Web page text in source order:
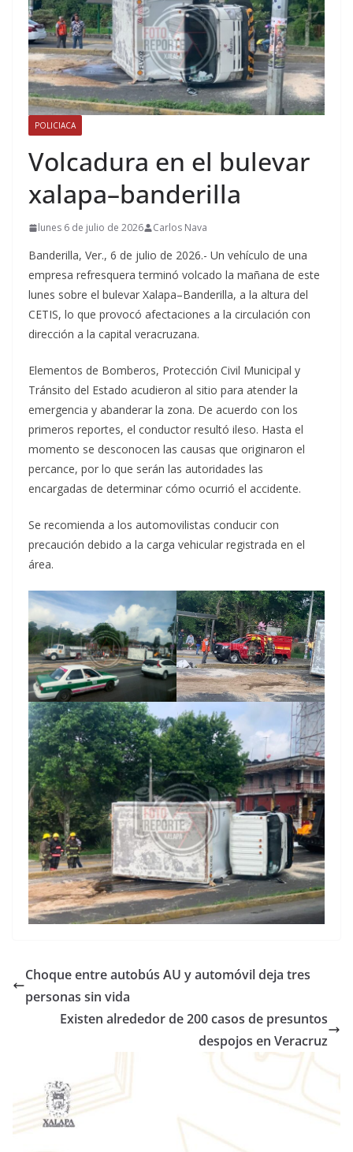
POLICIACA
Volcadura en el bulevar
xalapa–banderilla
lunes 6 de julio de 2026 Carlos Nava
Banderilla, Ver., 6 de julio de 2026.- Un vehículo de una
empresa refresquera terminó volcado la mañana de este
lunes sobre el bulevar Xalapa–Banderilla, a la altura del
CETIS, lo que provocó afectaciones a la circulación con
dirección a la capital veracruzana.
Elementos de Bomberos, Protección Civil Municipal y
Tránsito del Estado acudieron al sitio para atender la
emergencia y abanderar la zona. De acuerdo con los
primeros reportes, el conductor resultó ileso. Hasta el
momento se desconocen las causas que originaron el
percance, por lo que serán las autoridades las
encargadas de determinar cómo ocurrió el accidente.
Se recomienda a los automovilistas conducir con
precaución debido a la carga vehicular registrada en el
área.
Choque entre autobús AU y automóvil deja tres
personas sin vida
Existen alrededor de 200 casos de presuntos
despojos en Veracruz